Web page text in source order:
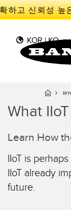
하고 신뢰성 높
KOR | KO
센서
측정
조명
기계
IIOT
스마트
장비 보
추적
What
Learn How
IIoT is
IIoT already
future.